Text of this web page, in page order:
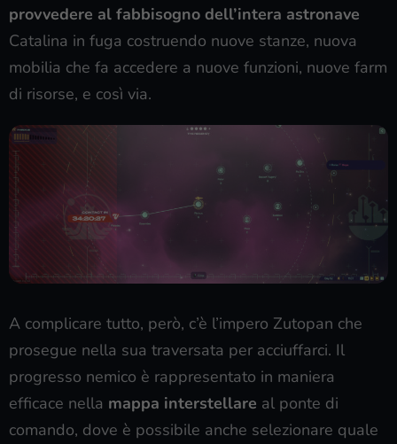
provvedere al fabbisogno dell’intera astronave
Catalina in fuga costruendo nuove stanze, nuova
mobilia che fa accedere a nuove funzioni, nuove farm
di risorse, e così via.
A complicare tutto, però, c’è l’impero Zutopan che
prosegue nella sua traversata per acciuffarci. Il
progresso nemico è rappresentato in maniera
efficace nella mappa interstellare al ponte di
comando, dove è possibile anche selezionare quale